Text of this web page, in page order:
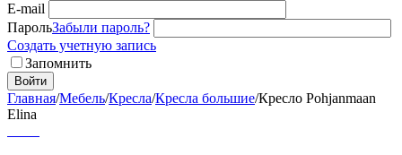
E-mail
ПарольЗабыли пароль?
Создать учетную запись
Запомнить
Войти
Главная/Мебель/Кресла/Кресла большие/Кресло Pohjanmaan
Elina